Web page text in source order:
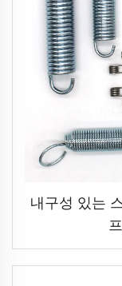
내구성 있는